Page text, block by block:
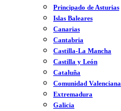
Principado de Asturias
Islas Baleares
Canarias
Cantabria
Castilla-La Mancha
Castilla y León
Cataluña
Comunidad Valenciana
Extremadura
Galicia